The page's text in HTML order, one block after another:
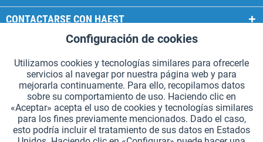
CONTACTARSE CON HAEST
SERVICIOS HAEST
INFORMACIÓN GENERAL
MODOS DE PAGO
*Todos los precios incluyen IVA. Se añaden los gastos de envío..
Funcionales Aktiv
Seguimiento Aktiv
Configuración de cookies
Utilizamos cookies y tecnologías similares para ofrecerle
servicios al navegar por nuestra página web y para
mejorarla continuamente. Para ello, recopilamos datos
sobre su comportamiento de uso. Haciendo clic en
«Aceptar» acepta el uso de cookies y tecnologías similares
para los fines previamente mencionados. Dado el caso,
esto podría incluir el tratamiento de sus datos en Estados